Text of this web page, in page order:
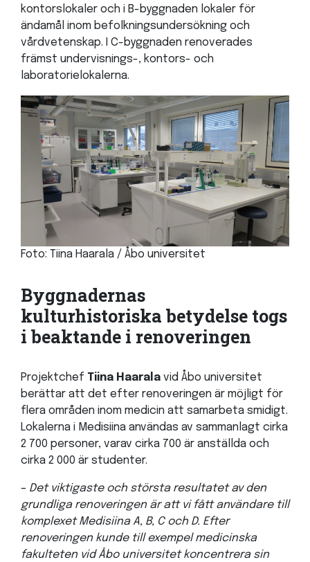
kontorslokaler och i B-byggnaden lokaler för
ändamål inom befolkningsundersökning och
vårdvetenskap. I C-byggnaden renoverades
främst undervisnings-, kontors- och
laboratorielokalerna.
Foto: Tiina Haarala / Åbo universitet
Byggnadernas
kulturhistoriska betydelse togs
i beaktande i renoveringen
Projektchef Tiina Haarala vid Åbo universitet
berättar att det efter renoveringen är möjligt för
flera områden inom medicin att samarbeta smidigt.
Lokalerna i Medisiina användas av sammanlagt cirka
2 700 personer, varav cirka 700 är anställda och
cirka 2 000 är studenter.
– Det viktigaste och största resultatet av den
grundliga renoveringen är att vi fått användare till
komplexet Medisiina A, B, C och D. Efter
renoveringen kunde till exempel medicinska
fakulteten vid Åbo universitet koncentrera sin